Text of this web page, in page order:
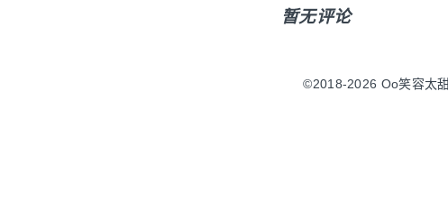
暂无评论
©2018-2026 Oo笑容太